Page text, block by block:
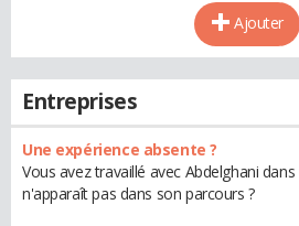
Ajouter
Entreprises
Une expérience absente ?
Vous avez travaillé avec Abdelghani
n'apparaît pas dans son parcours ?